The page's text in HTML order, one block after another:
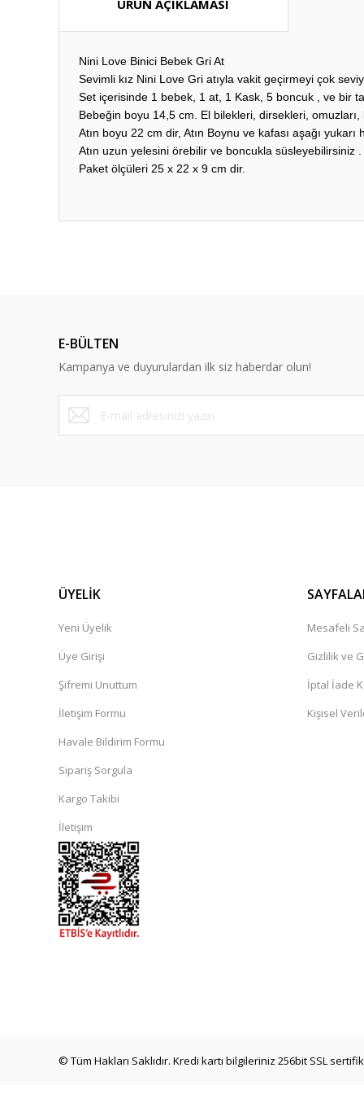
ÜRÜN AÇIKLAMASI
Nini Love Binici Bebek Gri At
Sevimli kız Nini Love Gri atıyla vakit geçirmeyi çok
Set içerisinde 1 bebek, 1 at, 1 Kask, 5 boncuk , ve bir
Bebeğin boyu 14,5 cm. El bilekleri, dirsekleri, omuzları,
Atın boyu 22 cm dir, Atın Boynu ve kafası aşağı yukarı
Atın uzun yelesini örebilir ve boncukla süsleyebilirsiniz .
Paket ölçüleri 25 x 22 x 9 cm dir.
Ürün bilgilerinde hatalar bulunuyor.
Ürün fiyatı diğer sitelerden daha pahalı.
Bu ürüne benzer farklı alternatifler olmalı.
E-BÜLTEN
Kampanya ve duyurulardan ilk siz haberdar olun!
ÜYELİK
Yeni Üyelik
Üye Girişi
Şifremi Unuttum
İletişim Formu
Havale Bildirim Formu
Sipariş Sorgula
Kargo Takibi
İletişim
Mesafeli
Gizlilik ve
İptal İade
Kişisel
© Tüm Hakları Saklıdır. Kredi kartı bilgileriniz 256bit SSL